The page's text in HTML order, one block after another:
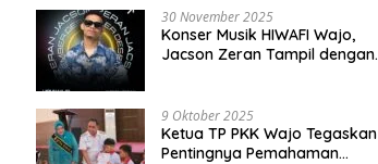
30 November 2025
Konser Musik HIWAFI Wajo,
Jacson Zeran Tampil dengan
9 Oktober 2025
Ketua TP PKK Wajo Tegaskan
Pentingnya Pemahaman